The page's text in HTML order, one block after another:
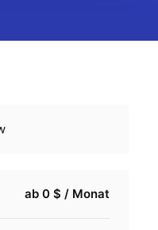
ab 0 $ / Monat